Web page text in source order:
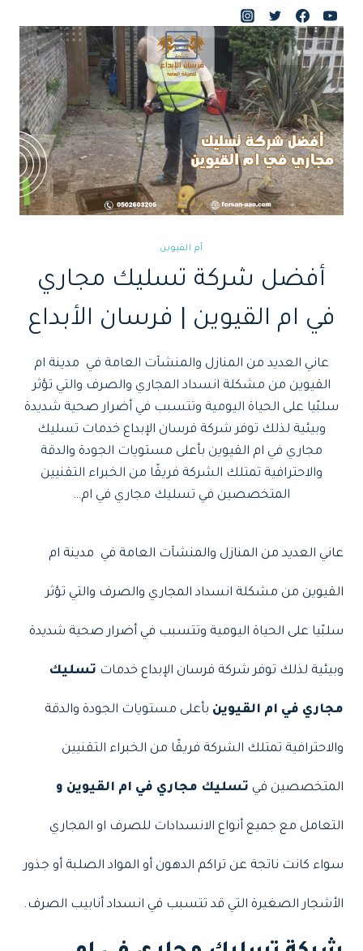
التجاوز
المحتوى
أم القيوين
أفضل شركة تسليك مجاري
في ام القيوين | فرسان الأبداع
عاني العديد من المنازل والمنشآت العامة في مدينة ام
القيوين من مشكلة انسداد المجاري والصرف والتي تؤثر
سلبًيا على الحياة اليومية وتتسبب في أضرار صحية شديدة
وبيئية لذلك توفر شركة فرسان الإبداع خدمات تسليك
مجاري في ام القيوين بأعلى مستويات الجودة والدقة
والاحترافية تمتلك الشركة فريقًا من الخبراء التقنيين
المتخصصين في تسليك مجاري في ام…
عاني العديد من المنازل والمنشآت العامة في مدينة ام
القيوين من مشكلة انسداد المجاري والصرف والتي تؤثر
سلبًيا على الحياة اليومية وتتسبب في أضرار صحية شديدة
وبيئية لذلك توفر شركة فرسان الإبداع خدمات تسليك
مجاري في ام القيوين بأعلى مستويات الجودة والدقة
والاحترافية تمتلك الشركة فريقًا من الخبراء التقنيين
المتخصصين في تسليك مجاري في ام القيوين و
التعامل مع جميع أنواع الانسدادات للصرف او المجاري
سواء كانت ناتجة عن تراكم الدهون أو المواد الصلبة أو جذور
الأشجار الصغيرة التي قد تتسبب في انسداد أنابيب الصرف.